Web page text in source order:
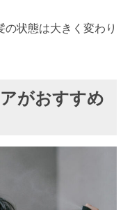
状態は大きく変わり
がおすすめ